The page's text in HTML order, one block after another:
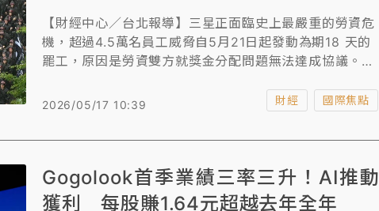
【財經中心／台北報導】三星正面臨史上最嚴重的勞資危
機，超過4.5萬名員工威脅自5月21日起發動為期18 天的
罷工，原因是勞資雙方就獎金分配問題無法達成協議。這
鏈帶來潛在威脅。
2026/05/17 10:39 財經 國際焦點
Gogolook首季業績三率三升！AI推動
獲利 每股賺1.64元超越去年全年